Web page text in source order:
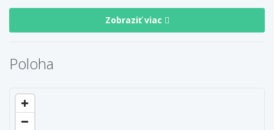
Zobraziť viac
Poloha